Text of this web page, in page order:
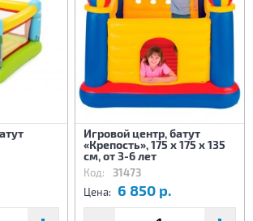
Игровой центр, батут
«Крепость», 175 х 175 х 135
см, от 3-6 лет
Код: 31473
Цена: 6 850 р.